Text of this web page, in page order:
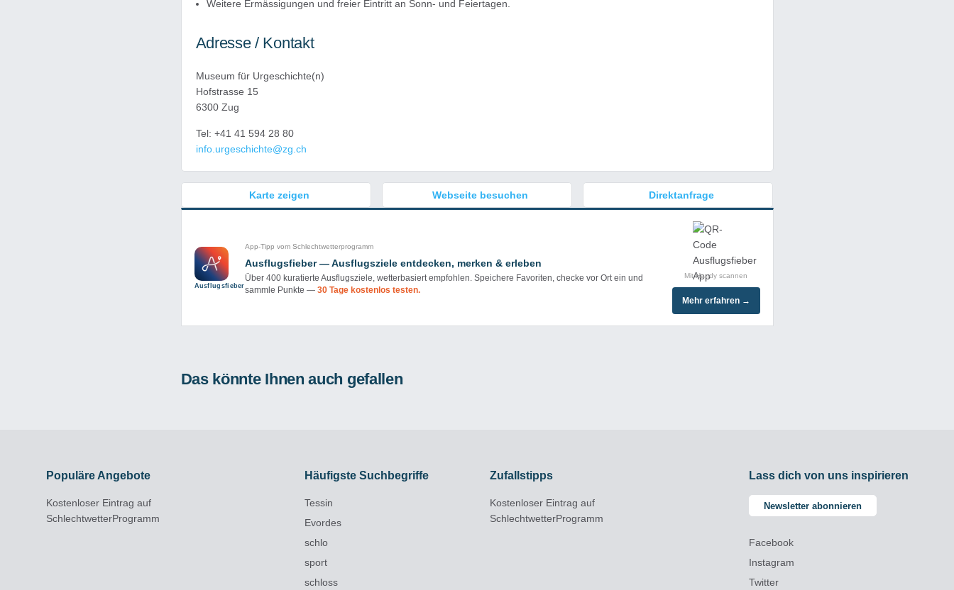
Weitere Ermässigungen und freier Eintritt an Sonn- und Feiertagen.
Adresse / Kontakt
Museum für Urgeschichte(n)
Hofstrasse 15
6300 Zug
Tel: +41 41 594 28 80
info.urgeschichte@zg.ch
Karte zeigen Webseite besuchen Direktanfrage
Ausflug­sfieber
App-Tipp vom Schlechtwetterprogramm
Ausflugsfieber — Ausflugsziele entdecken, merken & erleben
Über 400 kuratierte Ausflugsziele, wetterbasiert empfohlen. Speichere Favoriten, checke vor Ort ein und
sammle Punkte — 30 Tage kostenlos testen.
Mit Handy scannen
Mehr erfahren →
Das könnte Ihnen auch gefallen
Populäre Angebote
Kostenloser Eintrag auf
SchlechtwetterProgramm
Häufigste Suchbegriffe
Tessin
Evordes
schlo
sport
schloss
Zufallstipps
Kostenloser Eintrag auf
SchlechtwetterProgramm
Lass dich von uns inspirieren
Newsletter abonnieren
Facebook
Instagram
Twitter